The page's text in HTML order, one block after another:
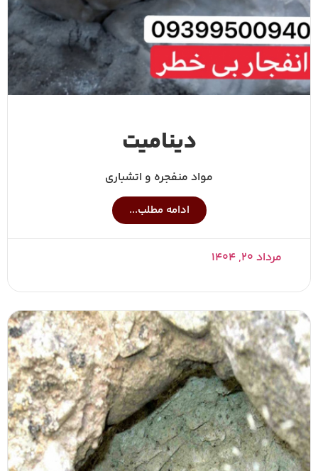
دینامیت
مواد منفجره و اتشباری
ادامه مطلب...
مرداد ۲۰, ۱۴۰۴